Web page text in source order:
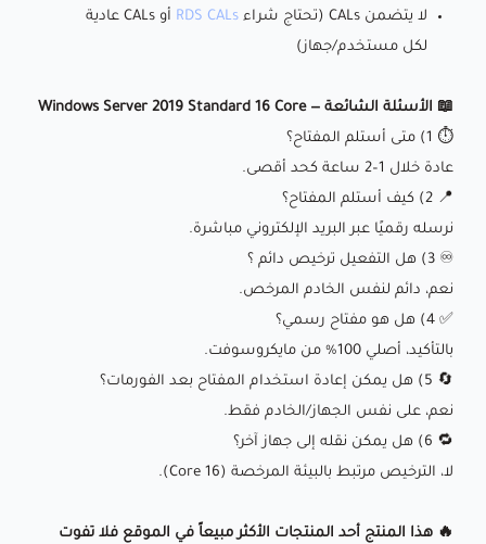
لا يتضمن CALs (تحتاج شراء RDS CALs
أو CALs عادية
لكل مستخدم/جهاز)
📖 الأسئلة الشائعة — Windows Server 2019 Standard 16 Core
⏱️ 1) متى أستلم المفتاح؟
عادة خلال 1–2 ساعة كحد أقصى.
📍 2) كيف أستلم المفتاح؟
نرسله رقميًا عبر البريد الإلكتروني مباشرة.
♾️ 3) هل التفعيل ترخيص دائم ؟
نعم، دائم لنفس الخادم المرخص.
✅ 4) هل هو مفتاح رسمي؟
بالتأكيد، أصلي 100% من مايكروسوفت.
🔄 5) هل يمكن إعادة استخدام المفتاح بعد الفورمات؟
نعم، على نفس الجهاز/الخادم فقط.
🔁 6) هل يمكن نقله إلى جهاز آخر؟
لا، الترخيص مرتبط بالبيئة المرخصة (16 Core).
🔥 هذا المنتج أحد المنتجات الأكثر مبيعاً في الموقع فلا تفوت